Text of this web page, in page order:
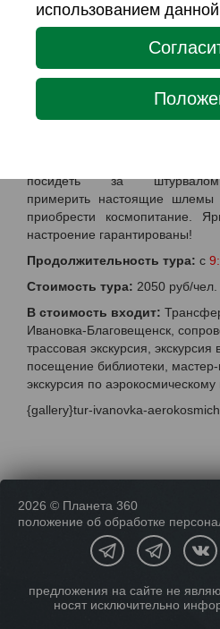
посетят краеведческий
интерактивную библиотеку,
по изготовлению цветка лотоса
В центральном кафе
сытный полноценный
ребята отправятся в
посидеть за
примерить настоящие шлемы
приобрести космопитание.
настроение гарантированы!
Продолжительность тура: с
Стоимость тура: 2050 руб/чел.
В стоимость входит:
Ивановка-Благовещенск,
трассовая экскурсия, экскурсия
посещение библиотеки,
экскурсия по аэрокосмическому
{gallery}tur-ivanovka-
2026 © Планета 360
положение об обработке
предложения на сайте не
носят исключительно
использованием